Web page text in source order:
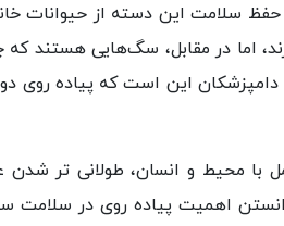
حفظ سلامت این دسته از حیوانات
اما در مقابل، سگ‌هایی هستند که
دامپزشکان این است که پیاده روی دو
محیط و انسان، طولانی تر شدن
اهمیت پیاده روی در سلامت